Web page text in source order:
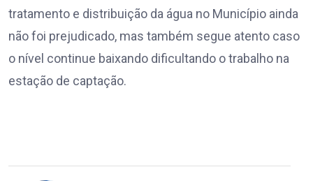
tratamento e distribuição da água no Município ainda
não foi prejudicado, mas também segue atento caso
o nível continue baixando dificultando o trabalho na
estação de captação.